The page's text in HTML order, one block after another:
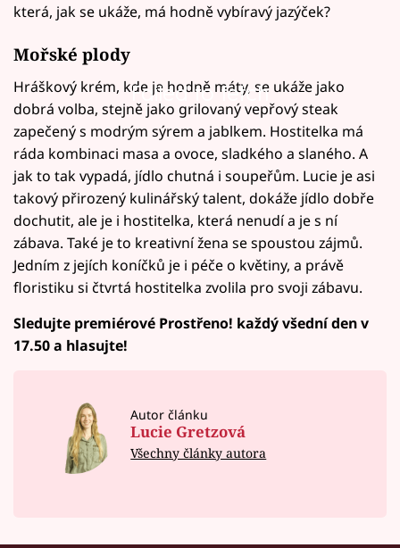
která, jak se ukáže, má hodně vybíravý jazýček?
Mořské plody
Failed to fetch
Hráškový krém, kde je hodně máty, se ukáže jako
dobrá volba, stejně jako grilovaný vepřový steak
zapečený s modrým sýrem a jablkem. Hostitelka má
ráda kombinaci masa a ovoce, sladkého a slaného. A
jak to tak vypadá, jídlo chutná i soupeřům. Lucie je asi
takový přirozený kulinářský talent, dokáže jídlo dobře
dochutit, ale je i hostitelka, která nenudí a je s ní
zábava. Také je to kreativní žena se spoustou zájmů.
Jedním z jejích koníčků je i péče o květiny, a právě
floristiku si čtvrtá hostitelka zvolila pro svoji zábavu.
Sledujte premiérové Prostřeno! každý všední den v
17.50 a hlasujte!
Autor článku
Lucie Gretzová
Všechny články autora